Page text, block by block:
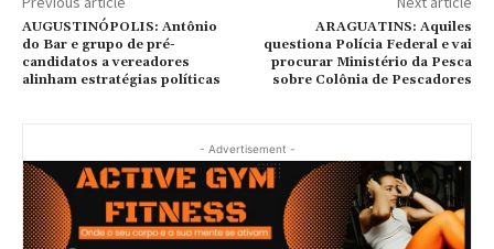
AUGUSTINÓPOLIS: Antônio
do Bar e grupo de pré-
candidatos a vereadores
alinham estratégias políticas
ARAGUATINS: Aquiles
questiona Polícia Federal e vai
procurar Ministério da Pesca
sobre Colônia de Pescadores
- Advertisement -